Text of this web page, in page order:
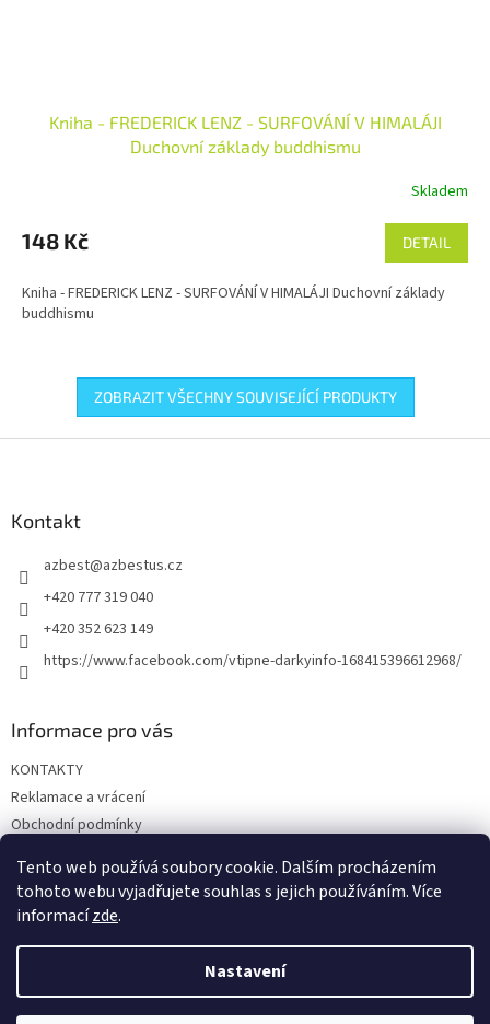
Tento web používá soubory cookie. Dalším procházením
tohoto webu vyjadřujete souhlas s jejich používáním. Více
informacízde.
Nastavení
Kniha - FREDERICK LENZ - SURFOVÁNÍ V HIMALÁJI
Duchovní základy buddhismu
Skladem
148 Kč DETAIL
Kniha - FREDERICK LENZ - SURFOVÁNÍ V HIMALÁJI Duchovní základy
buddhismu
ZOBRAZIT VŠECHNY SOUVISEJÍCÍ PRODUKTY
Kontakt
azbest@azbestus.cz
+420 777 319 040
+420 352 623 149
https://www.facebook.com/vtipne-darkyinfo-168415396612968/
Informace pro vás
KONTAKTY
Reklamace a vrácení
Obchodní podmínky
Doprava a platba
Vytvořil Shoptet